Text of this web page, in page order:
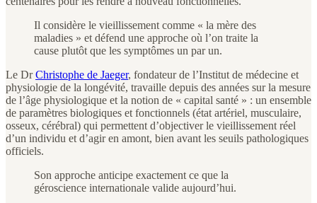
Il considère le vieillissement comme « la mère des
maladies » et défend une approche où l’on traite la
cause plutôt que les symptômes un par un.
Le DrChristophe de Jaeger, fondateur de l’Institut de médecine et
physiologie de la longévité, travaille depuis des années sur la mesure
de l’âge physiologique et la notion de « capital santé » : un ensemble
de paramètres biologiques et fonctionnels (état artériel, musculaire,
osseux, cérébral) qui permettent d’objectiver le vieillissement réel
d’un individu et d’agir en amont, bien avant les seuils pathologiques
officiels.
Son approche anticipe exactement ce que la
géroscience internationale valide aujourd’hui.